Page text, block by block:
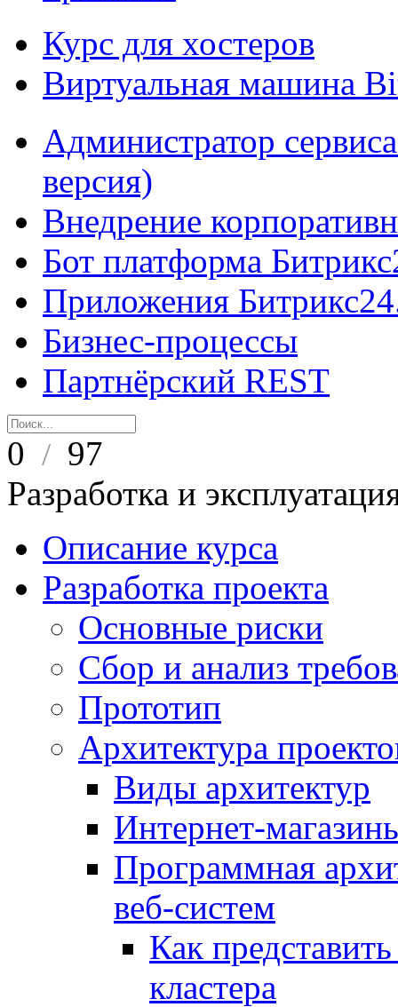
Курс для хостеров
Виртуальная машина
Администратор
версия)
Внедрение
Бот платформа
Приложения
Бизнес-процессы
Партнёрский REST
0 / 97
Разработка и
Описание курса
Разработка проекта
Основные риски
Сбор и анализ
Прототип
Архитектура
Виды архитектур
Интернет-
Программная
веб-систем
Как
кластера